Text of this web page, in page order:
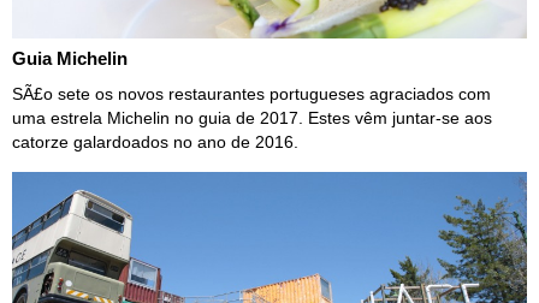
Guia Michelin
SÃ£o sete os novos restaurantes portugueses agraciados com
uma estrela Michelin no guia de 2017. Estes vêm juntar-se aos
catorze galardoados no ano de 2016.